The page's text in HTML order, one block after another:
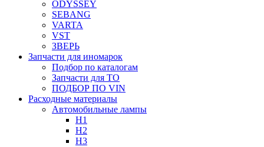
ODYSSEY
SEBANG
VARTA
VST
ЗВЕРЬ
Запчасти для иномарок
Подбор по каталогам
Запчасти для ТО
ПОДБОР ПО VIN
Расходные материалы
Автомобильные лампы
H1
H2
H3